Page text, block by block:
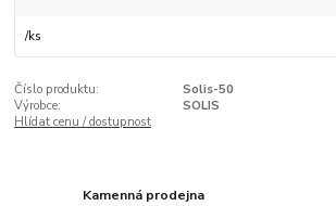
/ks
Číslo produktu:
Solis-50
Výrobce:
SOLIS
Hlídat cenu / dostupnost
Kamenná prodejna